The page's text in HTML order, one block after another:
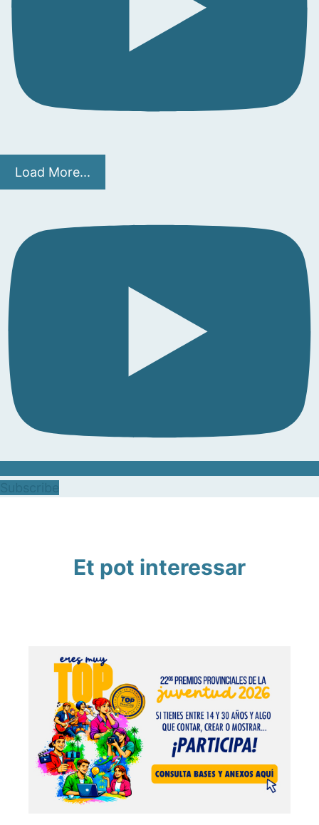
Load More...
Et pot interessar